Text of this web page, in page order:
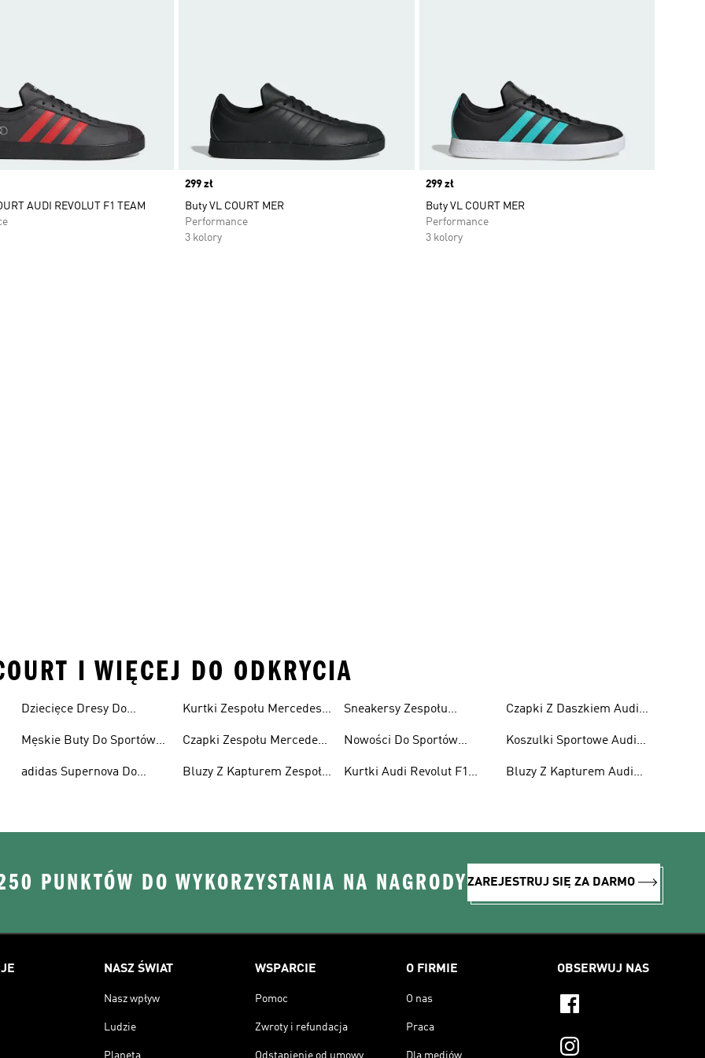
AUDI REVOLUT F1 TEAM
Price
299 zł
Buty VL COURT MER
Performance
3 kolory
Price
299 zł
Buty VL COURT MER
Performance
3 kolory
I WIĘCEJ DO ODKRYCIA
Dziecięce Dresy Do
Męskie Buty Do Sportów
adidas Supernova Do
Kurtki Zespołu Mercedes-
Czapki Zespołu Mercedes-
Bluzy Z Kapturem Zespołu
F1
Sneakersy Zespołu
F1
Nowości Do Sportów
Kurtki Audi Revolut F1
Czapki Z Daszkiem Audi
Koszulki Sportowe Audi
Bluzy Z Kapturem Audi
PUNKTÓW DO WYKORZYSTANIA NA NAGRODYZAREJESTRUJ SIĘ ZA DARMO
NASZ ŚWIAT
Nasz wpływ
Ludzie
Planeta
WSPARCIE
Pomoc
Zwroty i refundacja
Odstąpienie od umowy
O FIRMIE
O nas
Praca
Dla mediów
OBSERWUJ NAS